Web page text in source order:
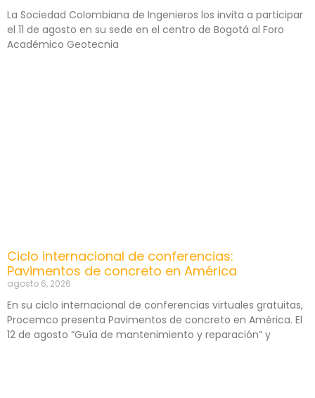
La Sociedad Colombiana de Ingenieros los invita a participar
el 11 de agosto en su sede en el centro de Bogotá al Foro
Académico Geotecnia
Ciclo internacional de conferencias:
Pavimentos de concreto en América
agosto 6, 2026
En su ciclo internacional de conferencias virtuales gratuitas,
Procemco presenta Pavimentos de concreto en América. El
12 de agosto “Guía de mantenimiento y reparación” y